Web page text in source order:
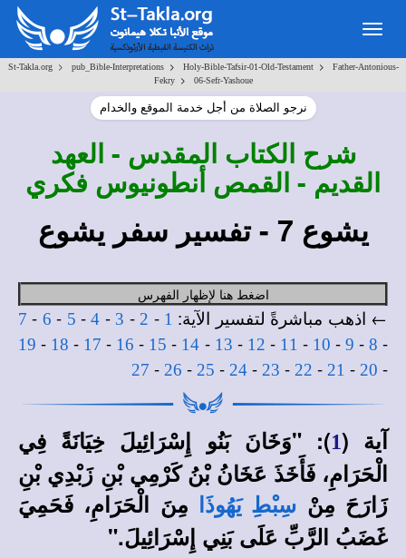
St-Takla.org> pub_Bible-Interpretations> Holy-Bible-Tafsir-01-Old-Testament>
Father-Antonious-
Fekry> 06-Sefr-Yashoue
نرجو الصلاة من أجل خدمة الموقع والخدام
شرح الكتاب المقدس - العهد
القديم - القمص أنطونيوس فكري
يشوع 7 - تفسير سفر يشوع
اضغط هنا لإظهار الفهرس
← اذهب مباشرةً لتفسير الآية: 1
-
2
-
3
-
4
-
5
-
6
-
7
-
8
-
9
-
10
-
11
-
12
-
13
-
14
-
15
-
16
-
17
-
18
-
19
-
20
-
21
-
22
-
23
-
24
-
25
-
26
-
27
آية (1): "وَخَانَ بَنُو إِسْرَائِيلَ خِيَانَةً فِي
الْحَرَامِ، فَأَخَذَ عَخَانُ بْنُ كَرْمِي بْنِ زَبْدِي بْنِ
زَارَحَ مِنْ سِبْطِ يَهُوذَا
مِنَ الْحَرَامِ، فَحَمِيَ
غَضَبُ الرَّبِّ عَلَى بَنِي إِسْرَائِيلَ."